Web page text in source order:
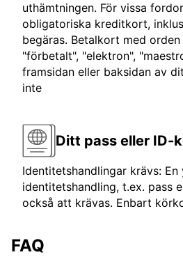
uthämtningen. För vissa
obligatoriska kreditkort,
begäras. Betalkort med
"förbetalt", "elektron",
framsidan eller baksidan av
inte
Ditt pass eller ID-
Identitetshandlingar krävs:
identitetshandling, t.ex. pass
också att krävas. Enbart
FAQ